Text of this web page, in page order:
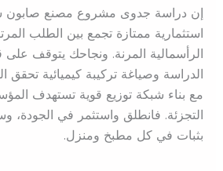
إن دراسة جدوى مشروع مصنع صابون
استثمارية ممتازة تجمع بين الطلب
الرأسمالية المرنة. ونجاحك يتوقف
الدراسة وصياغة تركيبة كيميائية تحقق
مع بناء شبكة توزيع قوية تستهدف
التجزئة. فانطلق واستثمر في الجودة،
بثبات في كل مطبخ ومنزل.